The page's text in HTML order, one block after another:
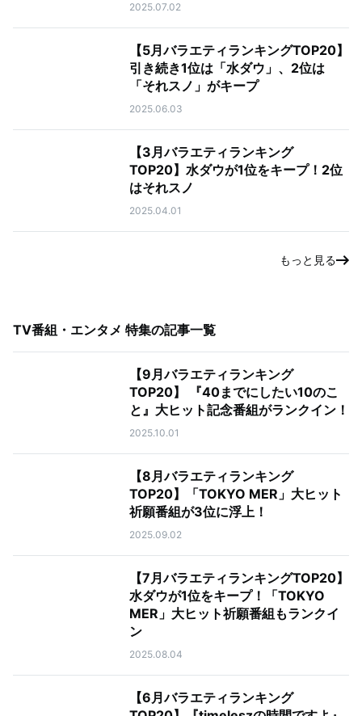
2025.07.02
【5月バラエティランキングTOP20】
引き続き1位は「水ダウ」、2位は
「それスノ」がキープ
2025.06.03
【3月バラエティランキング
TOP20】水ダウが1位をキープ！2位
はそれスノ
2025.04.01
もっと見る
TV番組・エンタメ 特集の記事一覧
【9月バラエティランキング
TOP20】 『40までにしたい10のこ
と』大ヒット記念番組がランクイン！
2025.10.01
【8月バラエティランキング
TOP20】「TOKYO MER」大ヒット
祈願番組が3位に浮上！
2025.09.02
【7月バラエティランキングTOP20】
水ダウが1位をキープ！「TOKYO
MER」大ヒット祈願番組もランクイ
ン
2025.08.04
【6月バラエティランキング